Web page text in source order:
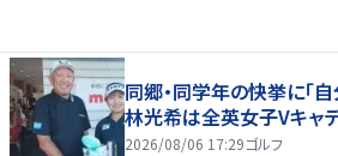
同郷・同学年の快挙に「
林光希は全英女子Vキャ
2026/08/06 17:29ゴルフ